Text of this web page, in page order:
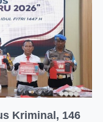
Kriminal, 146